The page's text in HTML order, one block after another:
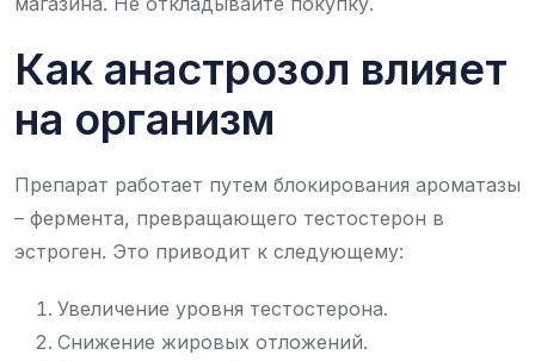
Как анастрозол влияет
на организм
Препарат работает путем блокирования ароматазы
– фермента, превращающего тестостерон в
эстроген. Это приводит к следующему:
Увеличение уровня тестостерона.
Снижение жировых отложений.